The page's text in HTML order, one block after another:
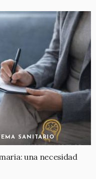
SANITARIO
una necesidad